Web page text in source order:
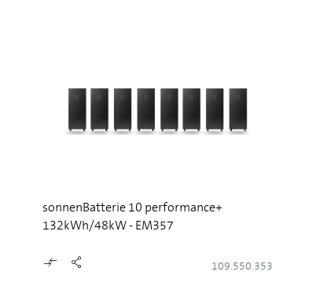
sonnenBatterie 10 performance+
132kWh/48kW - EM357
109.550.353